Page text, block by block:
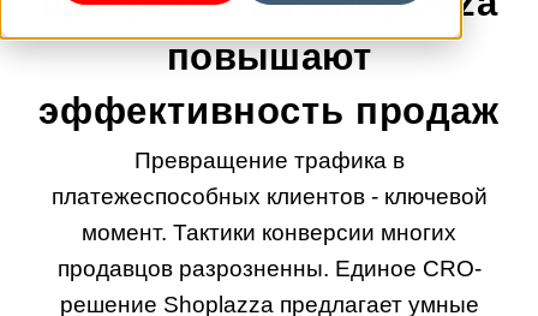
повышают
эффективность продаж
Превращение трафика в
платежеспособных клиентов - ключевой
момент. Тактики конверсии многих
продавцов разрозненны. Единое CRO-
решение Shoplazza предлагает умные